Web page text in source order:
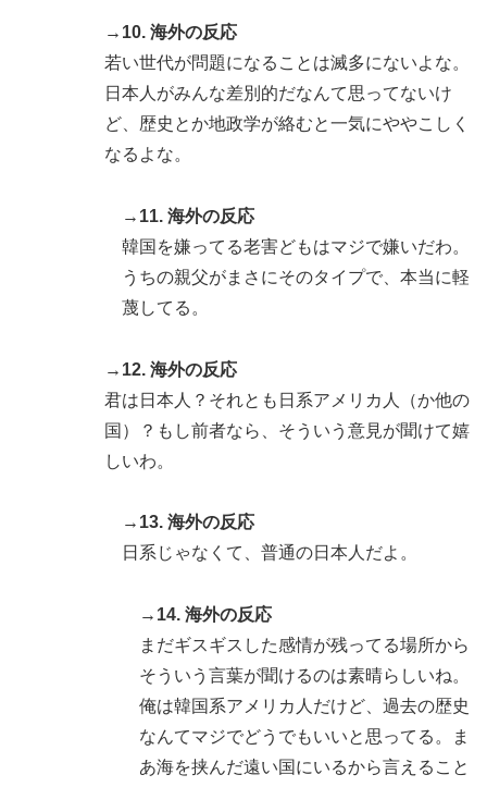
→10. 海外の反応
若い世代が問題になることは滅多にないよな。
日本人がみんな差別的だなんて思ってないけ
ど、歴史とか地政学が絡むと一気にややこしく
なるよな。
→11. 海外の反応
韓国を嫌ってる老害どもはマジで嫌いだわ。
うちの親父がまさにそのタイプで、本当に軽
蔑してる。
→12. 海外の反応
君は日本人？それとも日系アメリカ人（か他の
国）？もし前者なら、そういう意見が聞けて嬉
しいわ。
→13. 海外の反応
日系じゃなくて、普通の日本人だよ。
→14. 海外の反応
まだギスギスした感情が残ってる場所から
そういう言葉が聞けるのは素晴らしいね。
俺は韓国系アメリカ人だけど、過去の歴史
なんてマジでどうでもいいと思ってる。ま
あ海を挟んだ遠い国にいるから言えること